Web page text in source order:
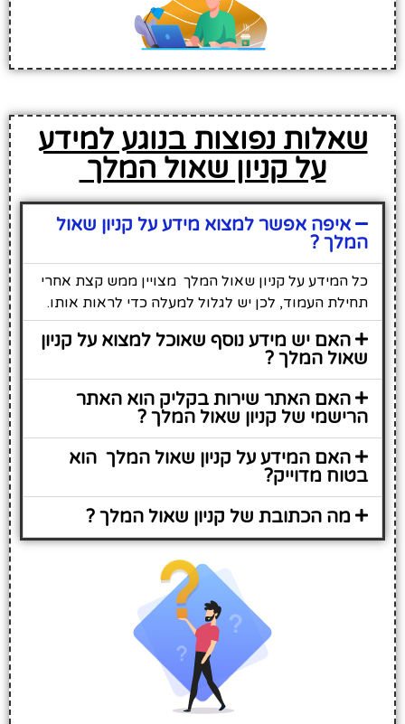
שאלות נפוצות בנוגע למידע
על קניון שאול המלך
איפה אפשר למצוא מידע על קניון שאול
המלך ?
כל המידע על קניון שאול המלך מצויין ממש קצת אחרי
תחילת העמוד, לכן יש לגלול למעלה כדי לראות אותו.
האם יש מידע נוסף שאוכל למצוא על קניון
שאול המלך ?
האם האתר שירות בקליק הוא האתר
הרישמי של קניון שאול המלך ?
האם המידע על קניון שאול המלך הוא
בטוח מדוייק?
מה הכתובת של קניון שאול המלך ?